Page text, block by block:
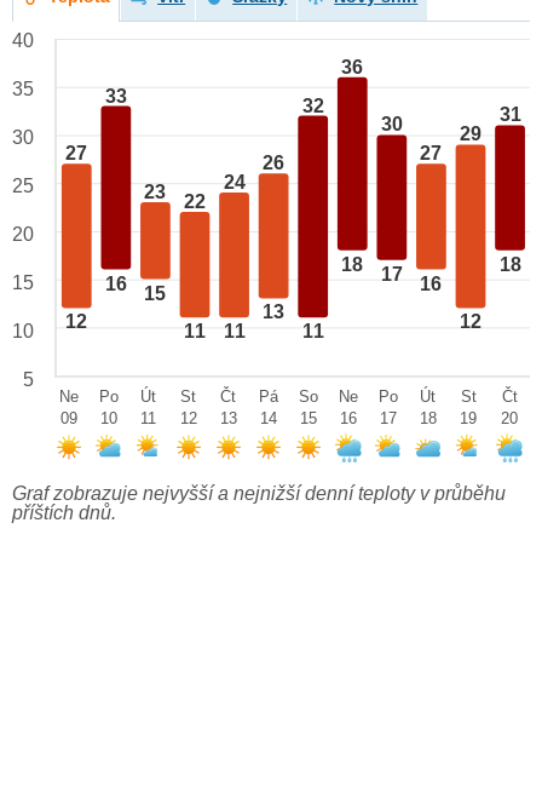
27
12
33
16
23
15
22
11
24
11
26
13
32
11
36
18
30
17
27
16
29
12
31
18
40
35
30
25
20
15
10
5
Ne
09
Po
10
Út
11
St
12
Čt
13
Pá
14
So
15
Ne
16
Po
17
Út
18
St
19
Čt
20
Graf zobrazuje nejvyšší a nejnižší denní teploty v průběhu
příštích dnů.